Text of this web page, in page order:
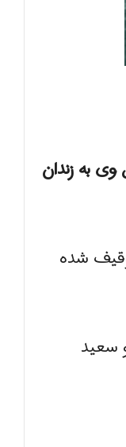
وی به زندان
شده
سعید